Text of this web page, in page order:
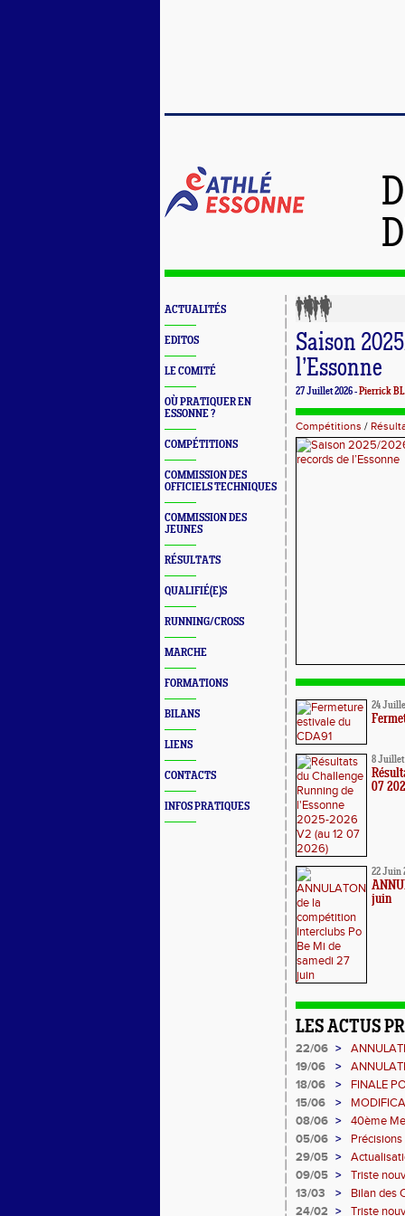
ACTUALITÉS
EDITOS
LE COMITÉ
OÙ PRATIQUER EN
ESSONNE ?
COMPÉTITIONS
COMMISSION DES
OFFICIELS TECHNIQUES
COMMISSION DES
JEUNES
RÉSULTATS
QUALIFIÉ(E)S
RUNNING/CROSS
MARCHE
FORMATIONS
BILANS
LIENS
CONTACTS
INFOS PRATIQUES
Saison
l’Essonne
27 Juillet 2026 -Pierrick
Compétitions /
24
8 Juillet
07
22 Juin
juin
LES ACTUS
22/06 >
19/06
>
18/06
>
FINALE
15/06
>
08/06 >
40ème
05/06 >
29/05 >
Montgeron
09/05 >
Triste
13/03
>
Bilan des
24/02 >
Triste